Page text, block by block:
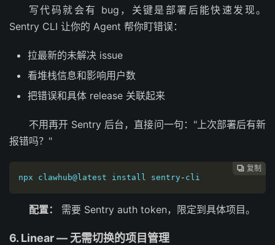
写代码就会有 bug，关键是部署后能快速发现。
Sentry CLI 让你的 Agent 帮你盯错误：
拉最新的未解决 issue
看堆栈信息和影响用户数
把错误和具体 release 关联起来
不用再开 Sentry 后台，直接问一句："上次部署后有新
报错吗？"
 复制
npx clawhub@latest install sentry- cli
配置： 需要 Sentry auth token，限定到具体项目。
6. Linear — 无需切换的项目管理